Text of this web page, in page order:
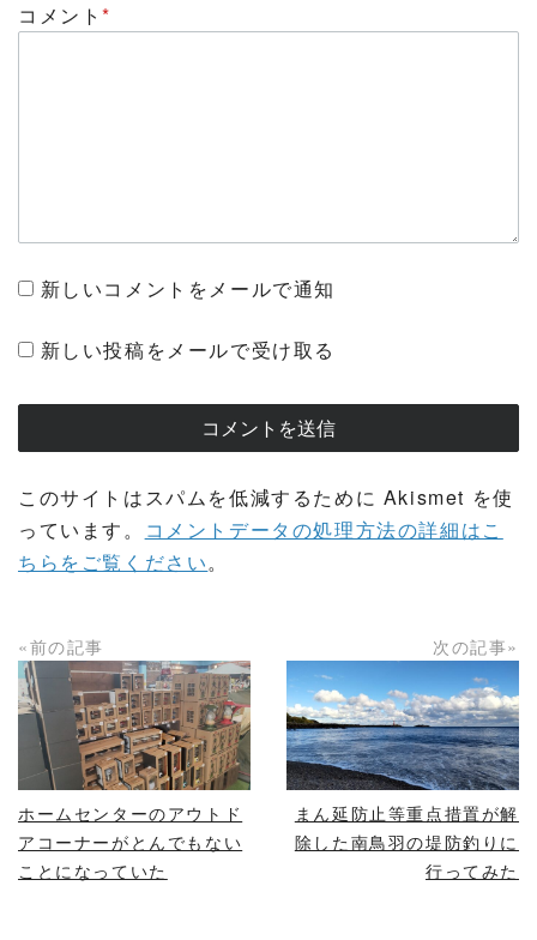
コメント*
新しいコメントをメールで通知
新しい投稿をメールで受け取る
このサイトはスパムを低減するために Akismet を使
っています。
コメントデータの処理方法の詳細はこ
ちらをご覧ください。
«前の記事
READ MORE
ホームセンターのアウトド
アコーナーがとんでもない
ことになっていた
次の記事»
READ MORE
まん延防止等重点措置が解
除した南鳥羽の堤防釣りに
行ってみた